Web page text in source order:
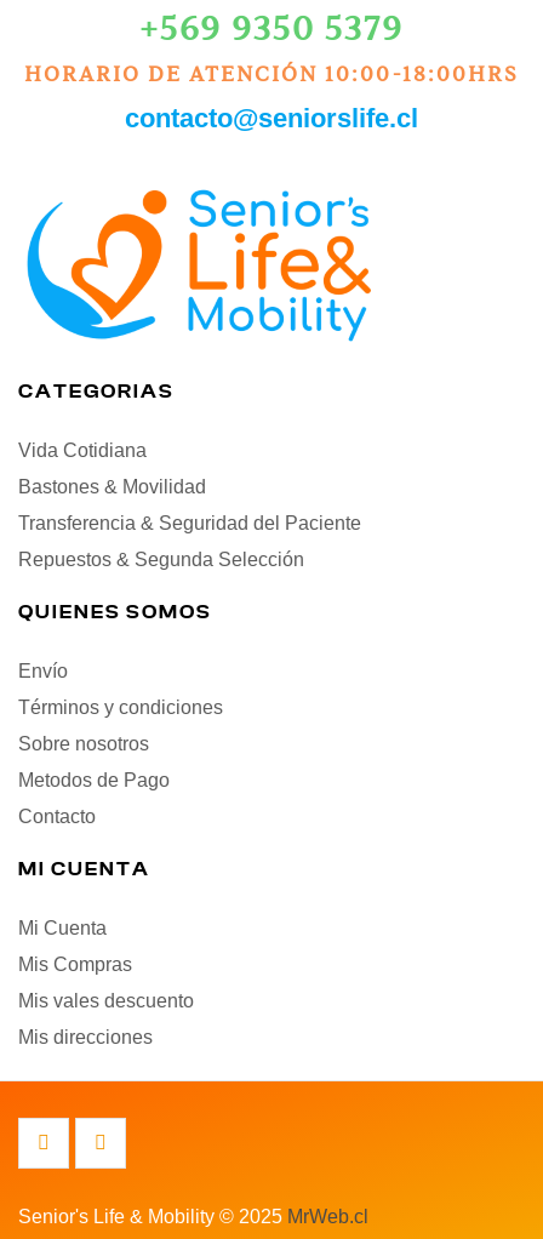
+569 9350 5379
HORARIO DE ATENCIÓN 10:00-18:00HRS
contacto@seniorslife.cl
CATEGORIAS
Vida Cotidiana
Bastones & Movilidad
Transferencia & Seguridad del Paciente
Repuestos & Segunda Selección
QUIENES SOMOS
Envío
Términos y condiciones
Sobre nosotros
Metodos de Pago
Contacto
MI CUENTA
Mi Cuenta
Mis Compras
Mis vales descuento
Mis direcciones
Senior's Life & Mobility © 2025 MrWeb.cl